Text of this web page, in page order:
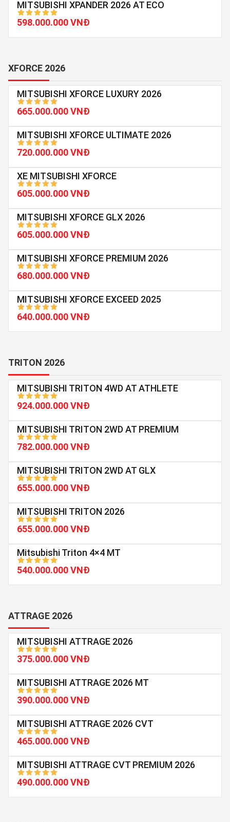
MITSUBISHI XPANDER 2026 AT ECO
598.000.000 VNĐ
XFORCE 2026
MITSUBISHI XFORCE LUXURY 2026
665.000.000 VNĐ
MITSUBISHI XFORCE ULTIMATE 2026
720.000.000 VNĐ
XE MITSUBISHI XFORCE
605.000.000 VNĐ
MITSUBISHI XFORCE GLX 2026
605.000.000 VNĐ
MITSUBISHI XFORCE PREMIUM 2026
680.000.000 VNĐ
MITSUBISHI XFORCE EXCEED 2025
640.000.000 VNĐ
TRITON 2026
MITSUBISHI TRITON 4WD AT ATHLETE
924.000.000 VNĐ
MITSUBISHI TRITON 2WD AT PREMIUM
782.000.000 VNĐ
MITSUBISHI TRITON 2WD AT GLX
655.000.000 VNĐ
MITSUBISHI TRITON 2026
655.000.000 VNĐ
Mitsubishi Triton 4×4 MT
540.000.000 VNĐ
ATTRAGE 2026
MITSUBISHI ATTRAGE 2026
375.000.000 VNĐ
MITSUBISHI ATTRAGE 2026 MT
390.000.000 VNĐ
MITSUBISHI ATTRAGE 2026 CVT
465.000.000 VNĐ
MITSUBISHI ATTRAGE CVT PREMIUM 2026
490.000.000 VNĐ